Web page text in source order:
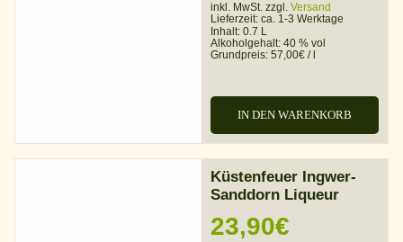
inkl. MwSt. zzgl. Versand
Lieferzeit: ca. 1-3 Werktage
Inhalt: 0.7 L
Alkoholgehalt: 40 % vol
Grundpreis: 57,00€ /
IN DEN WARENKORB
Küstenfeuer Ingwer-
Sanddorn Liqueur
23,90€